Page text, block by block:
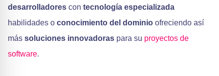
desarrolladores con tecnología especializada
habilidades o conocimiento del dominio ofreciendo así
más soluciones innovadoras para su proyectos de
software.